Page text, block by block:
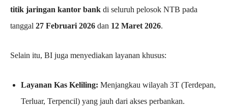
titik jaringan kantor bank di seluruh pelosok NTB pada
tanggal 27 Februari 2026 dan 12 Maret 2026.
Selain itu, BI juga menyediakan layanan khusus:
Layanan Kas Keliling: Menjangkau wilayah 3T (Terdepan,
Terluar, Terpencil) yang jauh dari akses perbankan.